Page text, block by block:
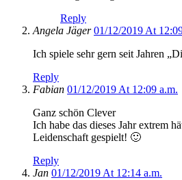
Reply
Angela Jäger 01/12/2019 At
Ich spiele sehr gern seit Jahren
Reply
Fabian 01/12/2019 At 12:09 a.m.
Ganz schön Clever
Ich habe das dieses Jahr extrem
Leidenschaft gespielt! 🙂
Reply
Jan 01/12/2019 At 12:14 a.m.